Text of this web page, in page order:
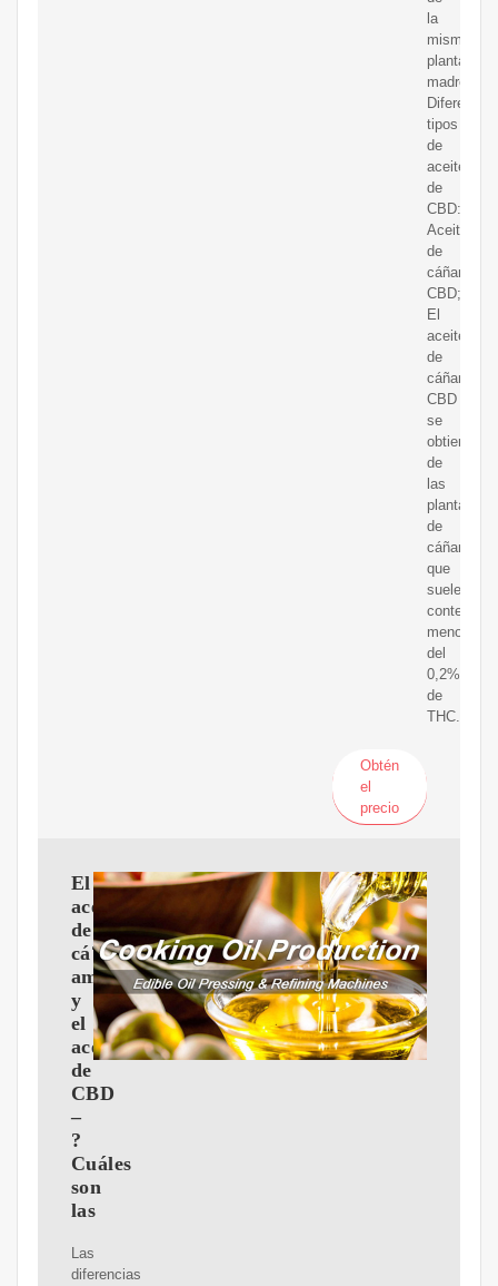
la
misma
planta
madre.
Diferentes
tipos
de
aceite
de
CBD:
Aceite
de
cáñamo
CBD;
El
aceite
de
cáñamo
CBD
se
obtiene
de
las
plantas
de
cáñamo,
que
suelen
contener
menos
del
0,2%
de
THC.
Obtén
el
precio
El
aceite
de
cá?
amo
y
el
aceite
de
CBD
–
?
Cuáles
son
las
Las
diferencias